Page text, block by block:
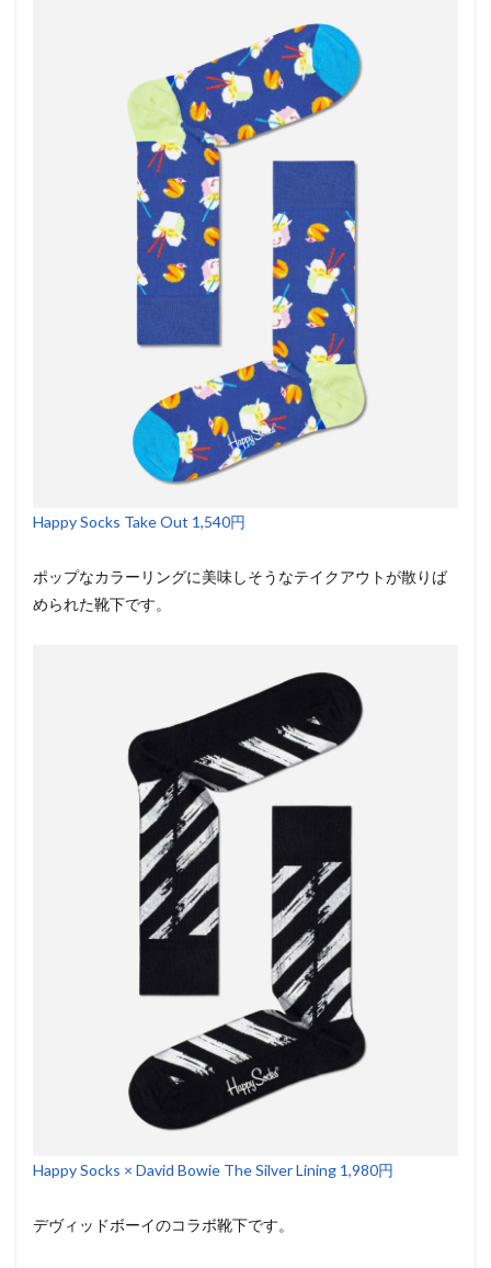
Happy Socks Take Out 1,540円
ポップなカラーリングに美味しそうなテイクアウトが散りば
められた靴下です。
Happy Socks × David Bowie The Silver Lining 1,980円
デヴィッドボーイのコラボ靴下です。